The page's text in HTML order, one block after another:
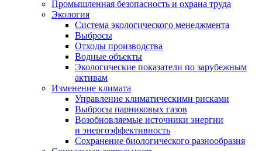
Промышленная безопасность и охрана труда
Экология
Система экологического менеджмента
Выбросы
Отходы производства
Водные объекты
Экологические показатели по зарубежным
активам
Изменение климата
Управление климатическими рисками
Выбросы парниковых газов
Возобновляемые источники энергии
и энергоэффективность
Сохранение биологического разнообразия